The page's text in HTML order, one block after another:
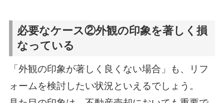
必要なケース②外観の印象を著しく損
なっている
「外観の印象が著しく良くない場合」も、リフ
ォームを検討したい状況といえるでしょう。